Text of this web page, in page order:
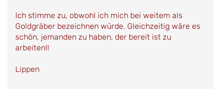
Ich stimme zu, obwohl ich mich bei weitem als
Goldgräber bezeichnen würde. Gleichzeitig wäre es
schön, jemanden zu haben, der bereit ist zu
arbeiten!!
Lippen